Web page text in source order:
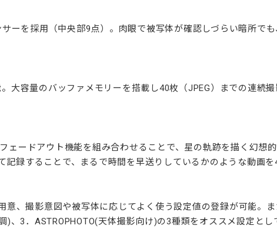
ーを採用（中央部9点）。肉眼で被写体が確認しづらい暗所で
容量のバッファメモリーを搭載し40枚（JPEG）までの連続
ェードアウト機能を組み合わせることで、星の軌跡を描く幻想
録することで、まるで時間を早送りしているかのような動画を
、撮影意図や被写体に応じてよく使う設定値の登録が可能。ま
、3．ASTROPHOTO(天体撮影向け)の3種類をオススメ設定とし